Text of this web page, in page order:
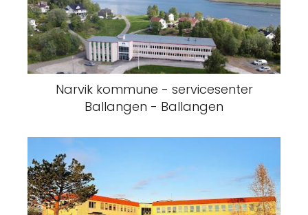
Narvik kommune - servicesenter
Ballangen - Ballangen